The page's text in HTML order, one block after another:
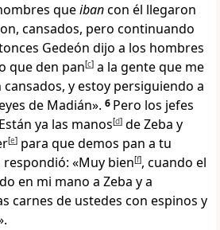
queibancon él llegaron
cansados, pero continuando
Gedeón dijo a los hombres
que den pan[c] a la gente que me
y estoy persiguiendo a
de Madián». 6 Pero los jefes
ya las manos[d] de Zeba y
[e] para que demos pan a tu
respondió: «Muy bien[f], cuando el
en mi mano a Zeba y a
carnes de ustedes con espinos y